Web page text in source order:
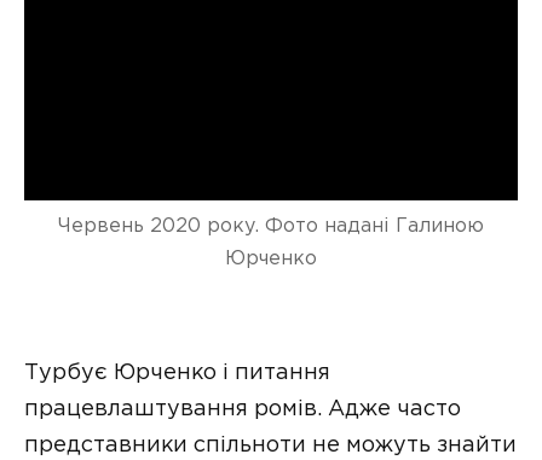
Червень 2020 року. Фото надані Галиною
Юрченко
Турбує Юрченко і питання
працевлаштування ромів. Адже часто
представники спільноти не можуть знайти